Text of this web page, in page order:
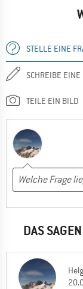
STELLE EINE
SCHREIBE EINE
TEILE EIN BILD
DAS